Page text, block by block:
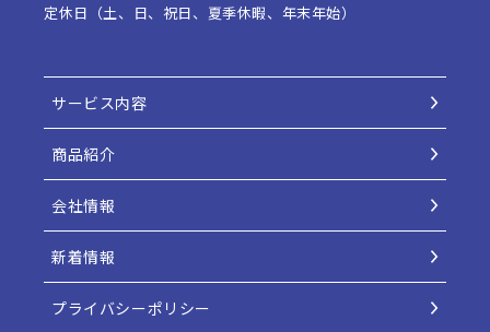
定休日（土、日、祝日、夏季休暇、年末年始）
サービス内容
商品紹介
会社情報
新着情報
プライバシーポリシー